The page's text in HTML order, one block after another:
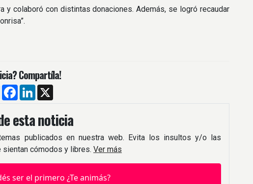
colaboró con distintas donaciones. Además, se logró recaudar
Compartíla!
TelegramFacebook
LinkedIn
esta noticia
publicados en nuestra web. Evita los insultos y/o las
cómodos y libres. Ver más
ser el primero ¿Te animás?